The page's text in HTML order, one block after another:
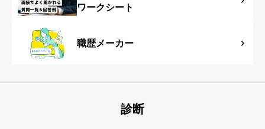
ワークシート
職歴メーカー
診断